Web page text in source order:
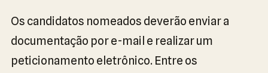
Os candidatos nomeados deverão enviar a
documentação por e-mail e realizar um
peticionamento eletrônico. Entre os